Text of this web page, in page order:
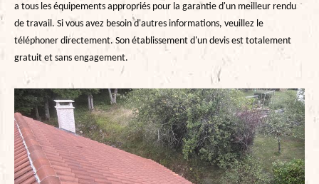
a tous les équipements appropriés pour la garantie d'un meilleur rendu
de travail. Si vous avez besoin d'autres informations, veuillez le
téléphoner directement. Son établissement d'un devis est totalement
gratuit et sans engagement.